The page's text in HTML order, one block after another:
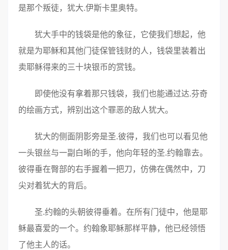
是那个叛徒，犹大.伊斯卡里奥特。
犹大手中的钱袋是他的象征，它使我们想起，他
就是为耶稣和其他门徒保管钱财的人，钱袋里装着出
卖耶稣得来的三十块银币的赏钱。
即使他没有拿着那只钱袋，我们也能通过达.芬奇
的绘画方式，辨别出这个罪恶的敌人犹大。
犹大的侧面阴影旁是圣.彼得，我们也可以看见他
一头银丝与一副白晰的手，他向年轻的圣.约翰靠去。
彼得垂在臀部的右手握着一把刀，仿佛在偶然中，刀
尖对着犹大的背后。
圣.约翰的头朝彼得垂着。在所有门徒中，他是耶
稣最喜爱的一个。约翰象耶稣那样平静，他已经领悟
了他主人的话。